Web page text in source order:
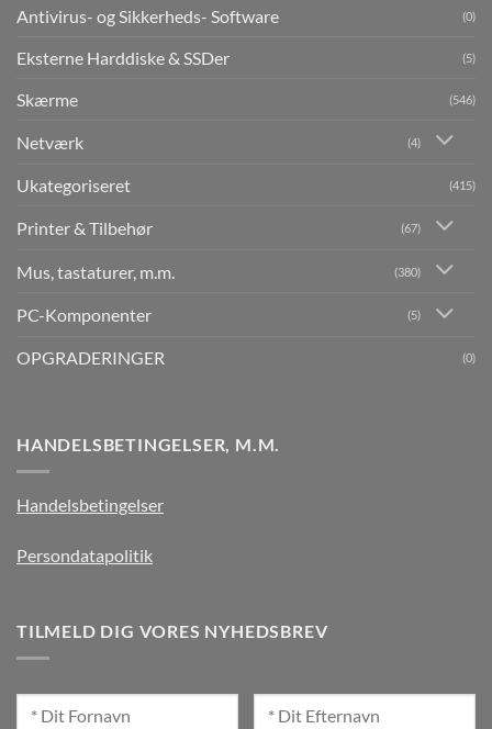
Antivirus- og Sikkerheds- Software (0)
Eksterne Harddiske & SSDer (5)
Skærme (546)
Netværk (4)
Ukategoriseret (415)
Printer & Tilbehør (67)
Mus, tastaturer, m.m. (380)
PC-Komponenter (5)
OPGRADERINGER (0)
HANDELSBETINGELSER, M.M.
Handelsbetingelser
Persondatapolitik
TILMELD DIG VORES NYHEDSBREV